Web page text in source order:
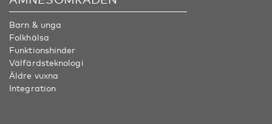
Barn & unga
Folkhälsa
Funktionshinder
Välfärdsteknologi
Äldre vuxna
Integration